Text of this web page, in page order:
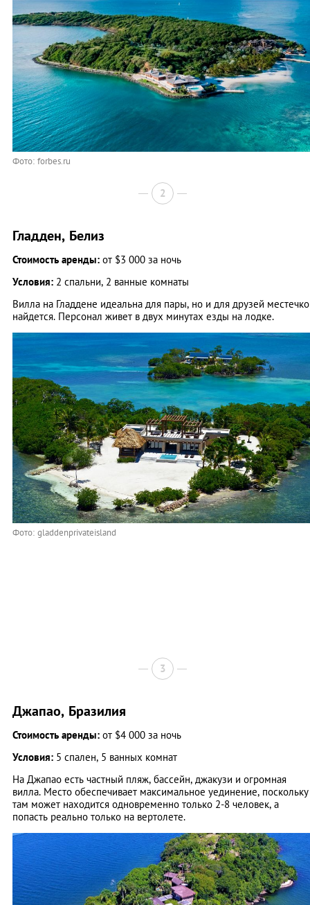
Фото: forbes.ru
2
Гладден, Белиз
Стоимость аренды: от $3 000 за ночь
Условия: 2 спальни, 2 ванные комнаты
Вилла на Гладдене идеальна для пары, но и для друзей местечко
найдется. Персонал живет в двух минутах езды на лодке.
Фото: gladdenprivateisland
3
Джапао, Бразилия
Стоимость аренды: от $4 000 за ночь
Условия: 5 спален, 5 ванных комнат
На Джапао есть частный пляж, бассейн, джакузи и огромная
вилла. Место обеспечивает максимальное уединение, поскольку
там может находится одновременно только 2-8 человек, а
попасть реально только на вертолете.